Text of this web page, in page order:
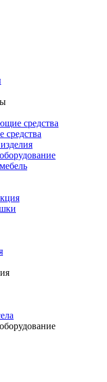
средства
средства